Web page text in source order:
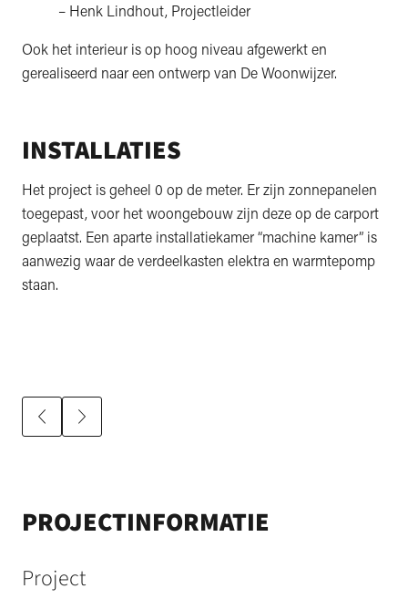
– Henk Lindhout, Projectleider
Ook het interieur is op hoog niveau afgewerkt en
gerealiseerd naar een ontwerp van De Woonwijzer.
INSTALLATIES
Het project is geheel 0 op de meter. Er zijn zonnepanelen
toegepast, voor het woongebouw zijn deze op de carport
geplaatst. Een aparte installatiekamer “machine kamer” is
aanwezig waar de verdeelkasten elektra en warmtepomp
staan.
PROJECTINFORMATIE
Project